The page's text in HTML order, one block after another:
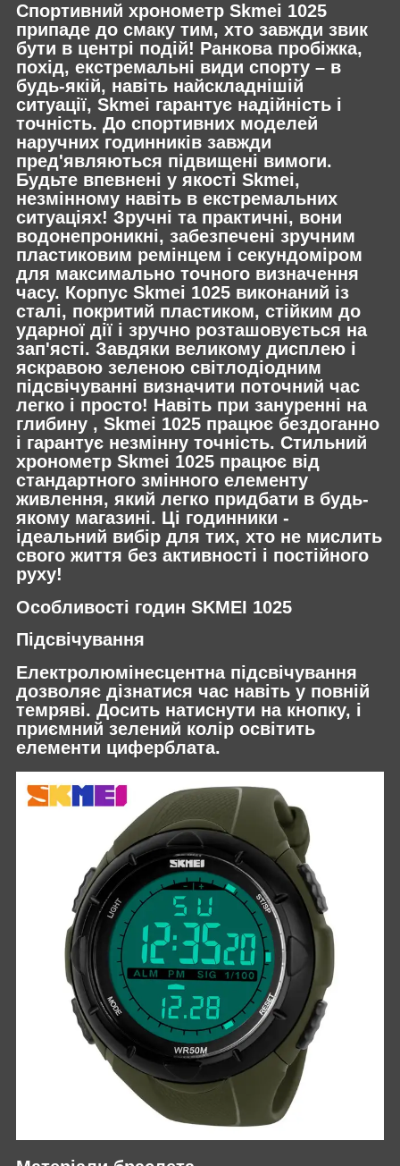
Спортивний хронометр Skmei 1025
припаде до смаку тим, хто завжди звик
бути в центрі подій! Ранкова пробіжка,
похід, екстремальні види спорту – в
будь-якій, навіть найскладнішій
ситуації, Skmei гарантує надійність і
точність. До спортивних моделей
наручних годинників завжди
пред'являються підвищені вимоги.
Будьте впевнені у якості Skmei,
незмінному навіть в екстремальних
ситуаціях! Зручні та практичні, вони
водонепроникні, забезпечені зручним
пластиковим ремінцем і секундоміром
для максимально точного визначення
часу. Корпус Skmei 1025 виконаний із
сталі, покритий пластиком, стійким до
ударної дії і зручно розташовується на
зап'ясті. Завдяки великому дисплею і
яскравою зеленою світлодіодним
підсвічуванні визначити поточний час
легко і просто! Навіть при зануренні на
глибину , Skmei 1025 працює бездоганно
і гарантує незмінну точність. Стильний
хронометр Skmei 1025 працює від
стандартного змінного елементу
живлення, який легко придбати в будь-
якому магазині. Ці годинники -
ідеальний вибір для тих, хто не мислить
свого життя без активності і постійного
руху!
Особливості годин SKMEI 1025
Підсвічування
Електролюмінесцентна підсвічування
дозволяє дізнатися час навіть у повній
темряві. Досить натиснути на кнопку, і
приємний зелений колір освітить
елементи циферблата.